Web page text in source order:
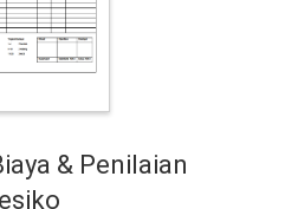
& Penilaian